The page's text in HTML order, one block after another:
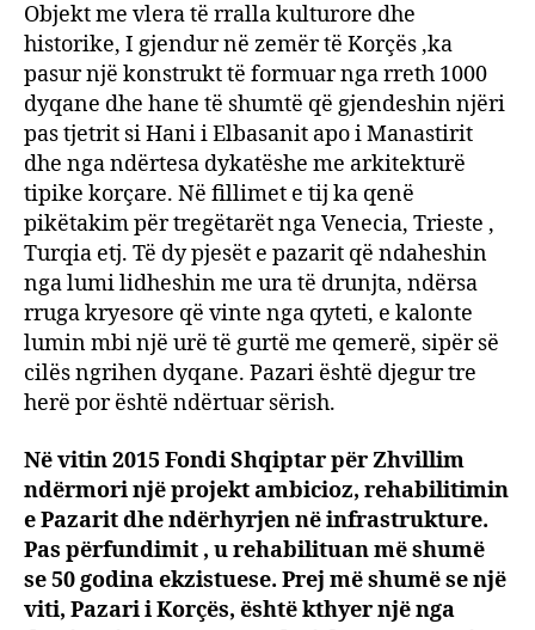
Objekt me vlera të rralla kulturore dhe
historike, I gjendur në zemër të Korçës ,ka
pasur një konstrukt të formuar nga rreth 1000
dyqane dhe hane të shumtë që gjendeshin njëri
pas tjetrit si Hani i Elbasanit apo i Manastirit
dhe nga ndërtesa dykatëshe me arkitekturë
tipike korçare. Në fillimet e tij ka qenë
pikëtakim për tregëtarët nga Venecia, Trieste ,
Turqia etj. Të dy pjesët e pazarit që ndaheshin
nga lumi lidheshin me ura të drunjta, ndërsa
rruga kryesore që vinte nga qyteti, e kalonte
lumin mbi një urë të gurtë me qemerë, sipër së
cilës ngrihen dyqane. Pazari është djegur tre
herë por është ndërtuar sërish.
Në vitin 2015 Fondi Shqiptar për Zhvillim
ndërmori një projekt ambicioz, rehabilitimin
e Pazarit dhe ndërhyrjen në infrastrukture.
Pas përfundimit , u rehabilituan më shumë
se 50 godina ekzistuese. Prej më shumë se një
viti, Pazari i Korçës, është kthyer një nga